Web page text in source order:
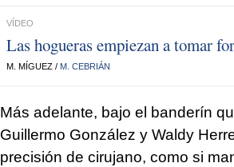
Las hogueras empiezan a tomar
M. MÍGUEZ / M. CEBRIÁN
Más adelante, bajo el banderín
Guillermo González y Waldy
precisión de cirujano, como si